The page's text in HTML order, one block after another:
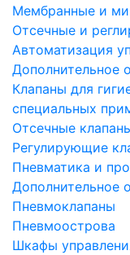
Мембранные и
Отсечные и
Автоматизация
Дополнительное
Клапаны для
специальных
Отсечные
Регулирующие
Пневматика и
Дополнительное
Пневмоклапаны
Пневмоострова
Шкафы